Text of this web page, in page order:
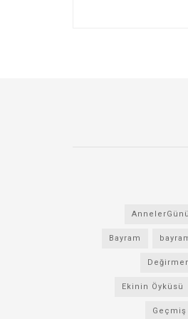
AnnelerGünü
Bayram
Ekinin Öyküsü
Geçmiş